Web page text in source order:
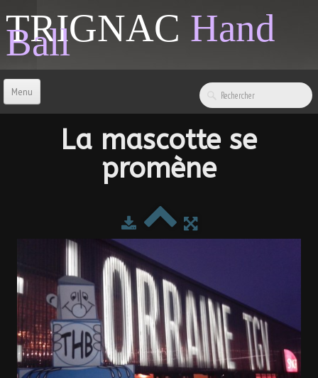
TRIGNAC Hand
Ball
Menu
LIENS & INFOS
SPONSORS
PHOTOS
ANIMATIONS
La mascotte se
promène